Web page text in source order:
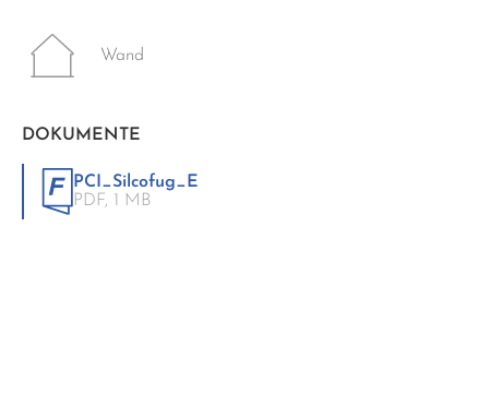
Wand
DOKUMENTE
PCI_Silcofug_E
PDF, 1 MB